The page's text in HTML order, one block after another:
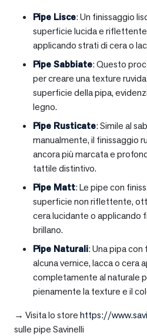
Pipe Lisce: Un finissaggio
superficie lucida e
applicando strati di cera o
Pipe Sabbiate: Questo
per creare una texture
superficie della pipa,
legno.
Pipe Rusticate: Simile al
manualmente, il finissaggio
ancora più marcata e
tattile distintivo.
Pipe Matt: Le pipe con
superficie non riflettente,
cera lucidante o applicando
brillano.
Pipe Naturali: Una pipa
alcuna vernice, lacca o cera
completamente al naturale
pienamente la texture e il
→ Visita lo storehttps://
sulle pipe Savinelli